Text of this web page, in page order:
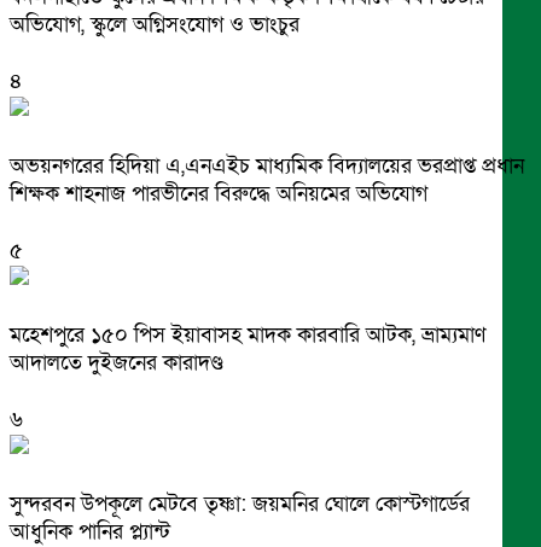
অভিযোগ, স্কুলে অগ্নিসংযোগ ও ভাংচুর
৪
অভয়নগরের হিদিয়া এ,এনএইচ মাধ্যমিক বিদ্যালয়ের ভরপ্রাপ্ত প্রধান
শিক্ষক শাহনাজ পারভীনের বিরুদ্ধে অনিয়মের অভিযোগ
৫
মহেশপুরে ১৫০ পিস ইয়াবাসহ মাদক কারবারি আটক, ভ্রাম্যমাণ
আদালতে দুইজনের কারাদণ্ড
৬
সুন্দরবন উপকূলে মেটবে তৃষ্ণা: জয়মনির ঘোলে কোস্টগার্ডের
আধুনিক পানির প্ল্যান্ট